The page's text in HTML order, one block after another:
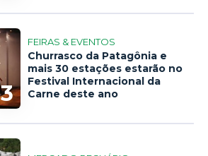
3
FEIRAS & EVENTOS
Churrasco da Patagônia e
mais 30 estações estarão no
Festival Internacional da
Carne deste ano